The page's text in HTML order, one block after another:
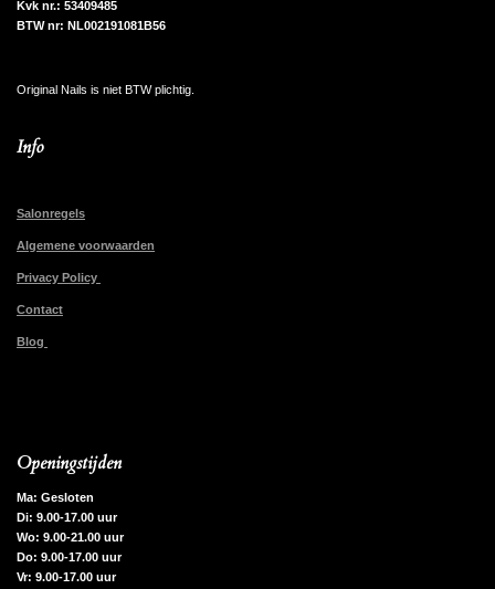
Kvk nr.: 53409485
BTW nr: NL002191081B56
Original Nails is niet BTW plichtig.
Info
Salonregels
Algemene voorwaarden
Privacy Policy
Contact
Blog
Openingstijden
Ma: Gesloten
Di: 9.00-17.00 uur
Wo: 9.00-21.00 uur
Do: 9.00-17.00 uur
Vr: 9.00-17.00 uur